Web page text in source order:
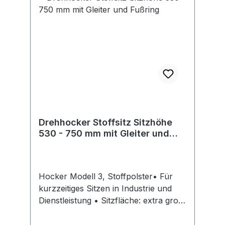
Tieringe, DE, +4974368710,
Drehhocker Stoffsitz Sitzhöhe
530 - 750 mm mit Gleiter und
Hocker Modell 3, Stoffpolster• Für
kurzzeitiges Sitzen in Industrie und
Dienstleistung • Sitzfläche: extra groß,